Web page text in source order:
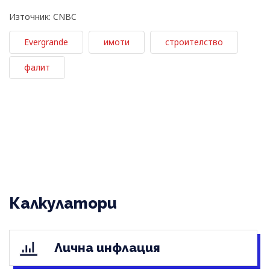
Източник: CNBC
Evergrande имоти строителство
фалит
Калкулатори
Лична инфлация